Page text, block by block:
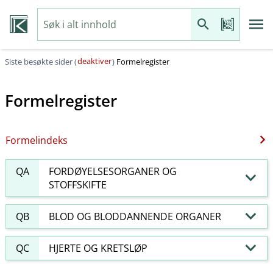
Siste besøkte sider (deaktiver) Formelregister
Formelregister
Formelindeks
QA
FORDØYELSESORGANER OG
STOFFSKIFTE
QB BLOD OG BLODDANNENDE ORGANER
QC HJERTE OG KRETSLØP